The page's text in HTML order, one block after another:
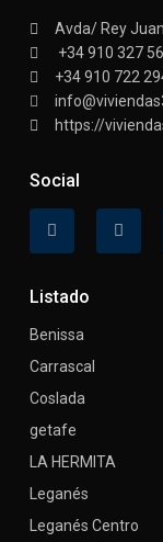
Avda/ Rey
+34 910 327
+34 910 722
https://
Social
Listado
Benissa
Carrascal
Coslada
getafe
LA HERMITA
Leganés
Leganés Centro